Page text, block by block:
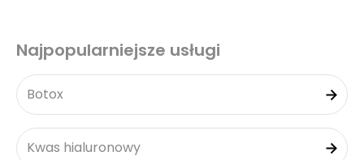
Najpopularniejsze usługi
Botox
Kwas hialuronowy